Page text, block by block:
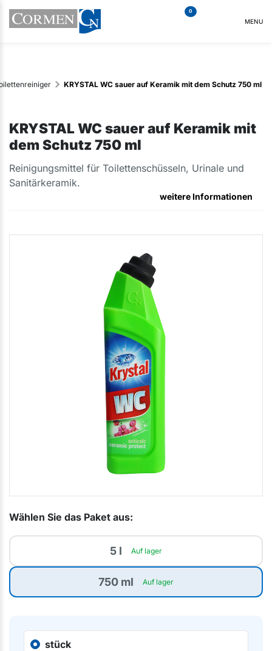
0
MENU
KRYSTAL WC sauer auf Keramik mit dem Schutz 750 ml
KRYSTAL WC sauer auf Keramik mit
dem Schutz 750 ml
Reinigungsmittel für Toilettenschüsseln, Urinale und
Sanitärkeramik.
weitere Informationen
Wählen Sie das Paket aus:
5 l Auf lager
750 ml Auf lager
stück